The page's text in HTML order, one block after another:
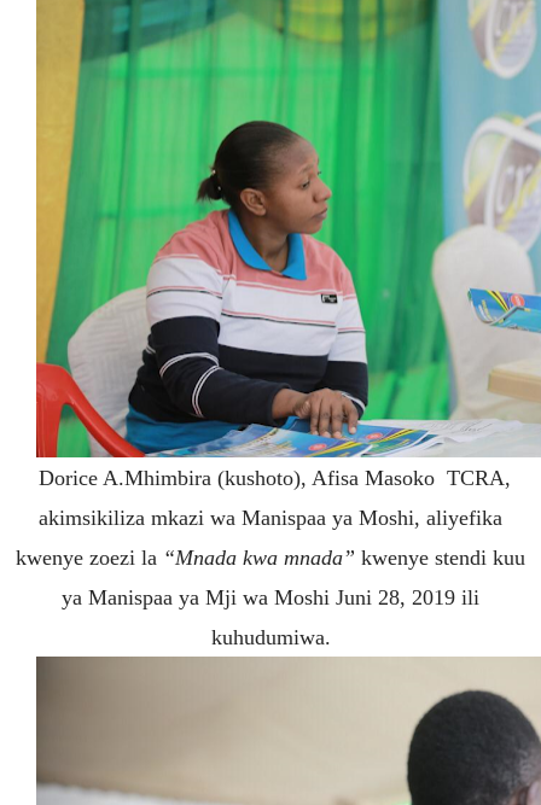
Dorice A.Mhimbira (kushoto), Afisa Masoko TCRA,
akimsikiliza mkazi wa Manispaa ya Moshi, aliyefika
kwenye zoezi la “Mnada kwa mnada” kwenye stendi kuu
ya Manispaa ya Mji wa Moshi Juni 28, 2019 ili
kuhudumiwa.